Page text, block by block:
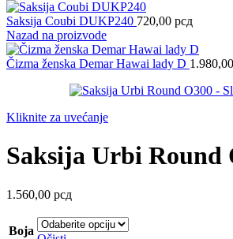
Saksija Coubi DUKP240 720,00 рсд
Nazad na proizvode
Čizma ženska Demar Hawai lady D 1.980,00
Kliknite za uvećanje
Saksija Urbi Round
1.560,00 рсд
Boja